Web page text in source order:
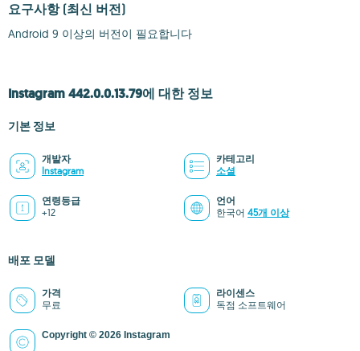
요구사항 (최신 버전)
Android 9 이상의 버전이 필요합니다
Instagram 442.0.0.13.79에 대한 정보
기본 정보
개발자
Instagram
카테고리
소셜
연령등급
+12
언어
한국어 45개 이상
배포 모델
가격
무료
라이센스
독점 소프트웨어
Copyright © 2026 Instagram